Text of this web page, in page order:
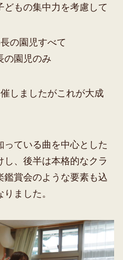
どもの集中力を考慮して
の園児すべて
園児のみ
しましたがこれが大成
っている曲を中心とした
、後半は本格的なクラ
鑑賞会のような要素も込
ました。